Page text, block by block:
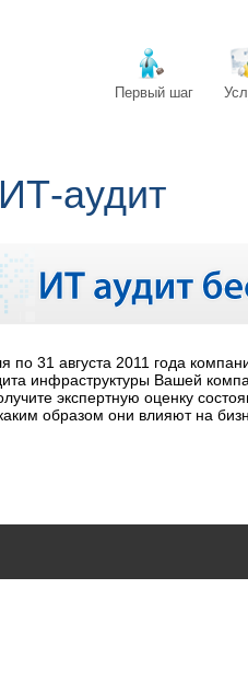
Первый шаг
аудит
31 августа 2011 года
инфраструктуры Вашей
экспертную оценку
образом они влияют на